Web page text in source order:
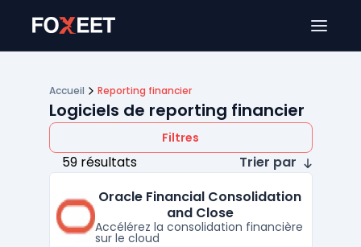
Accueil Reporting financier
Logiciels de reporting financier
Filtres
59 résultats
Trier par
Oracle Financial Consolidation
and Close
Accélérez la consolidation financière
sur le cloud